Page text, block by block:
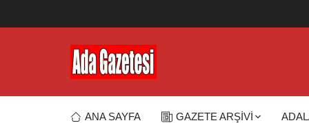
ANA SAYFA GAZETE ARŞİVİ